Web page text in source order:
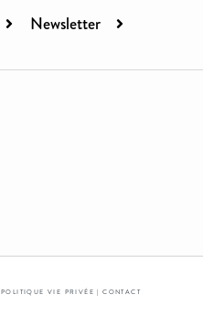
Newsletter
POLITIQUE VIE PRIVÉE |CONTACT